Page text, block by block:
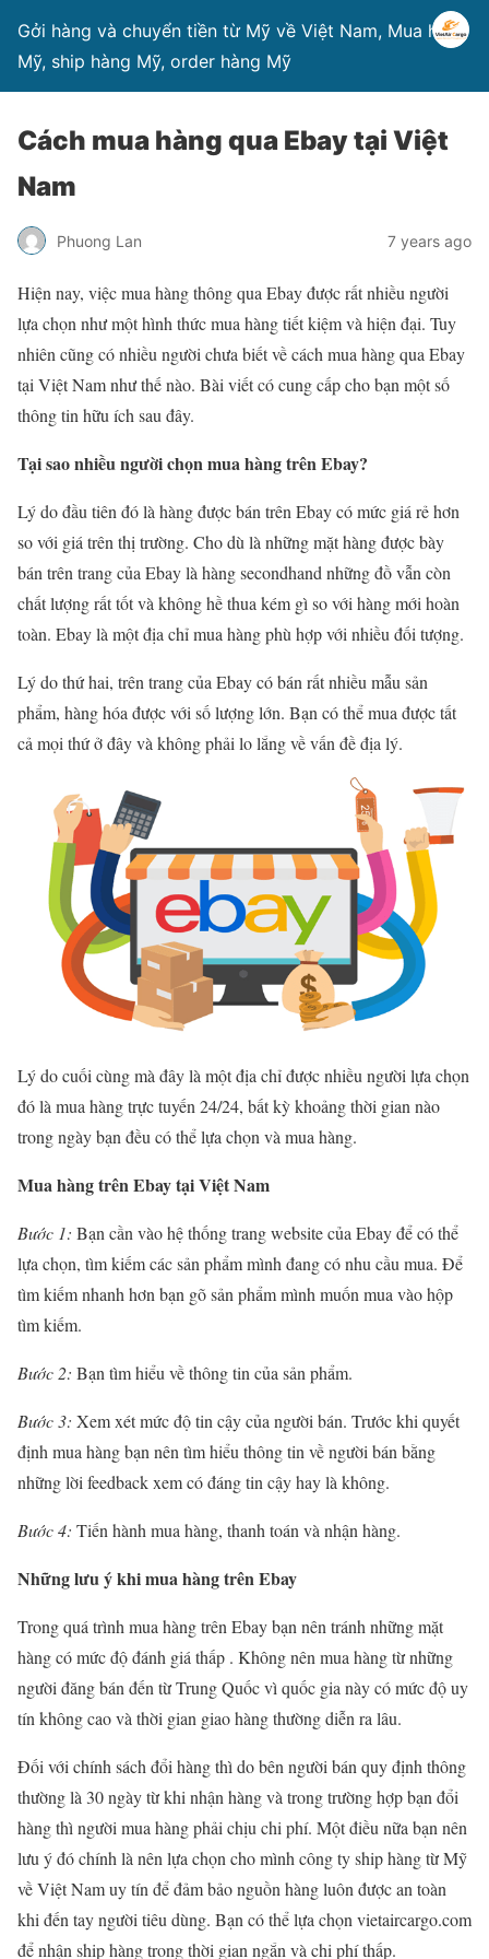
Gởi hàng và chuyển tiền từ Mỹ về Việt Nam, Mua hàng
Mỹ, ship hàng Mỹ, order hàng Mỹ
Cách mua hàng qua Ebay tại Việt
Nam
Phuong Lan 7 years ago
Hiện nay, việc mua hàng thông qua Ebay được rất nhiều người
lựa chọn như một hình thức mua hàng tiết kiệm và hiện đại. Tuy
nhiên cũng có nhiều người chưa biết về cách mua hàng qua Ebay
tại Việt Nam như thế nào. Bài viết có cung cấp cho bạn một số
thông tin hữu ích sau đây.
Tại sao nhiều người chọn mua hàng trên Ebay?
Lý do đầu tiên đó là hàng được bán trên Ebay có mức giá rẻ hơn
so với giá trên thị trường. Cho dù là những mặt hàng được bày
bán trên trang của Ebay là hàng secondhand những đồ vẫn còn
chất lượng rất tốt và không hề thua kém gì so với hàng mới hoàn
toàn. Ebay là một địa chỉ mua hàng phù hợp với nhiều đối tượng.
Lý do thứ hai, trên trang của Ebay có bán rất nhiều mẫu sản
phẩm, hàng hóa được với số lượng lớn. Bạn có thể mua được tất
cả mọi thứ ở đây và không phải lo lắng về vấn đề địa lý.
Lý do cuối cùng mà đây là một địa chỉ được nhiều người lựa chọn
đó là mua hàng trực tuyến 24/24, bất kỳ khoảng thời gian nào
trong ngày bạn đều có thể lựa chọn và mua hàng.
Mua hàng trên Ebay tại Việt Nam
Bước 1: Bạn cần vào hệ thống trang website của Ebay để có thể
lựa chọn, tìm kiếm các sản phẩm mình đang có nhu cầu mua. Để
tìm kiếm nhanh hơn bạn gõ sản phẩm mình muốn mua vào hộp
tìm kiếm.
Bước 2: Bạn tìm hiểu về thông tin của sản phẩm.
Bước 3: Xem xét mức độ tin cậy của người bán. Trước khi quyết
định mua hàng bạn nên tìm hiểu thông tin về người bán bằng
những lời feedback xem có đáng tin cậy hay là không.
Bước 4: Tiến hành mua hàng, thanh toán và nhận hàng.
Những lưu ý khi mua hàng trên Ebay
Trong quá trình mua hàng trên Ebay bạn nên tránh những mặt
hàng có mức độ đánh giá thấp . Không nên mua hàng từ những
người đăng bán đến từ Trung Quốc vì quốc gia này có mức độ uy
tín không cao và thời gian giao hàng thường diễn ra lâu.
Đối với chính sách đổi hàng thì do bên người bán quy định thông
thường là 30 ngày từ khi nhận hàng và trong trường hợp bạn đổi
hàng thì người mua hàng phải chịu chi phí. Một điều nữa bạn nên
lưu ý đó chính là nên lựa chọn cho mình công ty ship hàng từ Mỹ
về Việt Nam uy tín để đảm bảo nguồn hàng luôn được an toàn
khi đến tay người tiêu dùng. Bạn có thể lựa chọn vietaircargo.com
để nhận ship hàng trong thời gian ngắn và chi phí thấp.